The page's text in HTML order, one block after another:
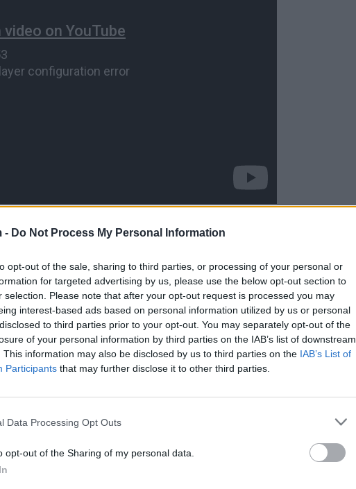
- Do Not Process My Personal Information
opt-out of the sale, sharing to third parties, or processing of your personal or
for targeted advertising by us, please use the below opt-out section to
selection. Please note that after your opt-out request is processed you may
interest-based ads based on personal information utilized by us or personal
to third parties prior to your opt-out. You may separately opt-out of the
of your personal information by third parties on the IAB’s list of downstream
This information may also be disclosed by us to third parties on the IAB’s List of
Participants that may further disclose it to other third parties.
Data Processing Opt Outs
opt-out of the Sharing of my personal data.
mes tyre u ftohën kur Jasmina refuzoi Princin dhe u
me të dhe Sarën duke i akuzuar se nanë vajza
Për’puthen që po bëhen pjesë e muzikës po shtohen
të cilave një bashkëpunim me Julianin. Po ashtu, edhe
kry”, teksa ka premtuar se do sjellë projekte të tjera.